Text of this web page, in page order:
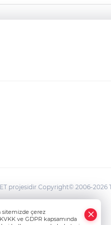
projesidir Copyright© 2006-2026
sitemizde çerez
ve GDPR kapsamında